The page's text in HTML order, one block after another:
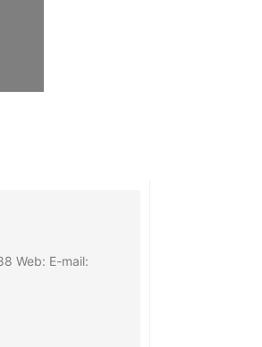
Web: E-mail: